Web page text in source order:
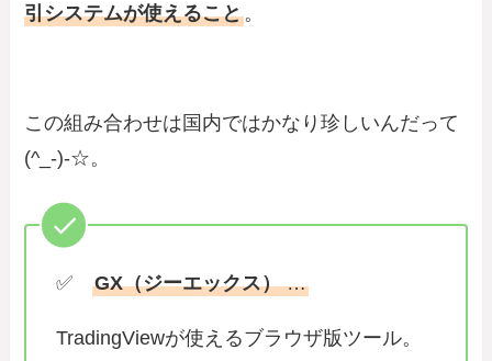
引システムが使えること。
この組み合わせは国内ではかなり珍しいんだって
(^_-)-☆。
✅GX（ジーエックス）…
TradingViewが使えるブラウザ版ツール。